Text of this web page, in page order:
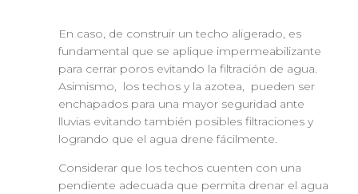
En caso, de construir un techo aligerado, es
fundamental que se aplique impermeabilizante
para cerrar poros evitando la filtración de agua.
Asimismo, los techos y la azotea, pueden ser
enchapados para una mayor seguridad ante
lluvias evitando también posibles filtraciones y
logrando que el agua drene fácilmente.
Considerar que los techos cuenten con una
pendiente adecuada que permita drenar el agua